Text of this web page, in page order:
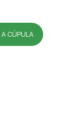
CÚPULA